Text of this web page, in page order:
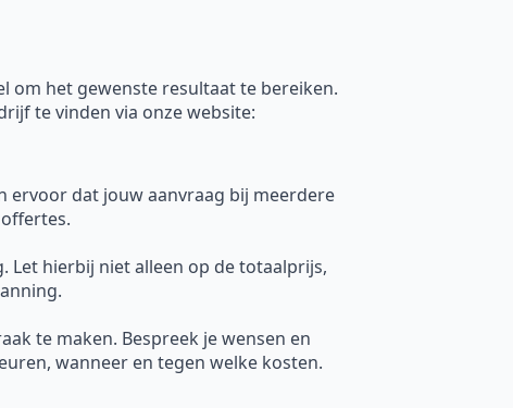
om het gewenste resultaat te bereiken.
te vinden via onze website:
dat jouw aanvraag bij meerdere
Let hierbij niet alleen op de totaalprijs,
te maken. Bespreek je wensen en
wanneer en tegen welke kosten.